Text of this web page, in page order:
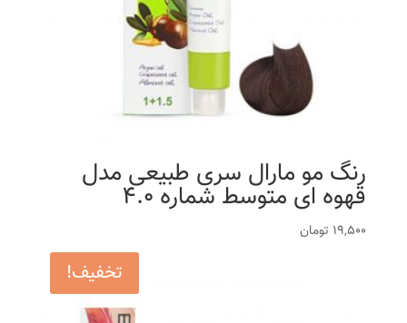
رنگ مو مارال سری طبیعی مدل
قهوه ای متوسط شماره 4.0
19,500 تومان
تخفیف!